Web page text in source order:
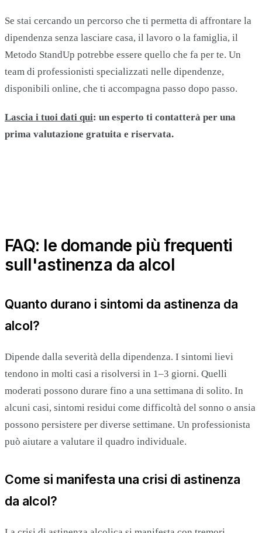
Se stai cercando un percorso che ti permetta di affrontare la
dipendenza senza lasciare casa, il lavoro o la famiglia, il
Metodo StandUp potrebbe essere quello che fa per te. Un
team di professionisti specializzati nelle dipendenze,
disponibili online, che ti accompagna passo dopo passo.
Lascia i tuoi dati qui: un esperto ti contatterà per una
prima valutazione gratuita e riservata.
FAQ: le domande più frequenti
sull'astinenza da alcol
Quanto durano i sintomi da astinenza da
alcol?
Dipende dalla severità della dipendenza. I sintomi lievi
tendono in molti casi a risolversi in 1–3 giorni. Quelli
moderati possono durare fino a una settimana di solito. In
alcuni casi, sintomi residui come difficoltà del sonno o ansia
possono persistere per diverse settimane. Un professionista
può aiutare a valutare il quadro individuale.
Come si manifesta una crisi di astinenza
da alcol?